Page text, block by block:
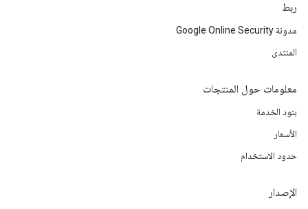
ربط
مدونة Google Online Security
المنتدى
معلومات حول المنتجات
بنود الخدمة
الأسعار
حدود الاستخدام
الإصدار